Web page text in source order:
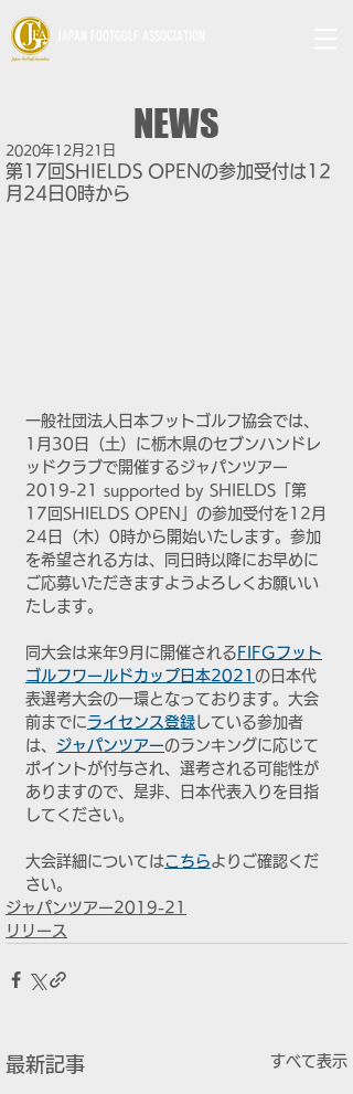
NEWS
第17回SHIELDS OPENの参加受付は12
月24日0時から
2020年12月21日
一般社団法人日本フットゴルフ協会では、
1月30日（土）に栃木県のセブンハンドレ
ッドクラブで開催するジャパンツアー
2019-21 supported by SHIELDS「第
17回SHIELDS OPEN」の参加受付を12月
24日（木）0時から開始いたします。参加
を希望される方は、同日時以降にお早めに
ご応募いただきますようよろしくお願いい
たします。
同大会は来年9月に開催される FIFGフット
ゴルフワールドカップ日本2021 の日本代
表選考大会の一環となっております。大会
前までにライセンス登録 している参加者
は、 ジャパンツアーのランキングに応じて
ポイントが付与され、選考される可能性が
ありますので、是非、日本代表入りを目指
してください。
大会詳細についてはこちらよりご確認くだ
さい。
ジャパンツアー2019-21
リリース
最新記事 すべて表示